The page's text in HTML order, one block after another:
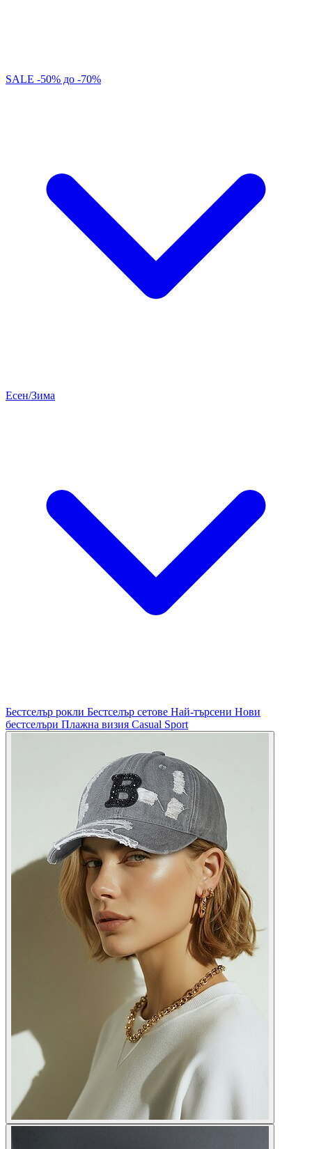
SALE -50% до -70%
Есен/Зима
Бестселър рокли Бестселър сетове Най-търсени Нови
бестселъри Плажна визия Casual Sport